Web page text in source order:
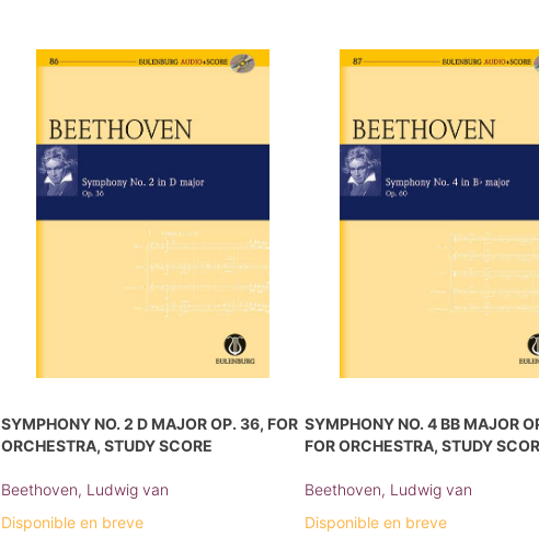
SYMPHONY NO. 2 D MAJOR OP. 36, FOR
ORCHESTRA, STUDY SCORE
Beethoven, Ludwig van
Disponible en breve
SYMPHONY NO. 4 BB MAJOR
FOR ORCHESTRA, STUDY
Beethoven, Ludwig van
Disponible en breve